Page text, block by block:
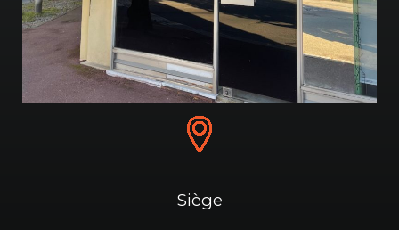
Siège